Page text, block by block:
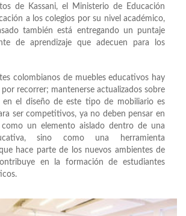
de Kassani, el Ministerio de Educación
a los colegios por su nivel académico,
también está entregando un puntaje
de aprendizaje que adecuen para los
colombianos de muebles educativos hay
recorrer; mantenerse actualizados sobre
en el diseño de este tipo de mobiliario es
ser competitivos, ya no deben pensar en
un elemento aislado dentro de una
sino como una herramienta
hace parte de los nuevos ambientes de
en la formación de estudiantes